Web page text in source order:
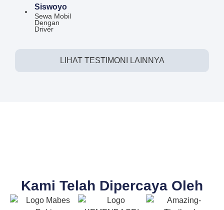
Siswoyo
Sewa Mobil
Dengan
Driver
LIHAT TESTIMONI LAINNYA
Kami Telah Dipercaya Oleh